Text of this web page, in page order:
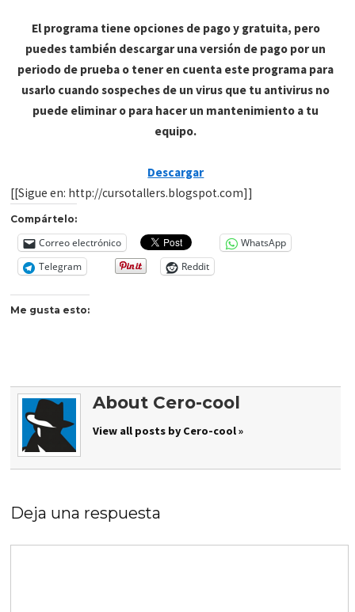
El programa tiene opciones de pago y gratuita, pero
puedes también descargar una versión de pago por un
periodo de prueba o tener en cuenta este programa para
usarlo cuando sospeches de un virus que tu antivirus no
puede eliminar o para hacer un mantenimiento a tu
equipo.
Descargar
[[Sigue en: http://cursotallers.blogspot.com]]
Compártelo:
Correo electrónico
WhatsApp
Telegram
Reddit
Me gusta esto:
About Cero-cool
View all posts by Cero-cool »
Deja una respuesta